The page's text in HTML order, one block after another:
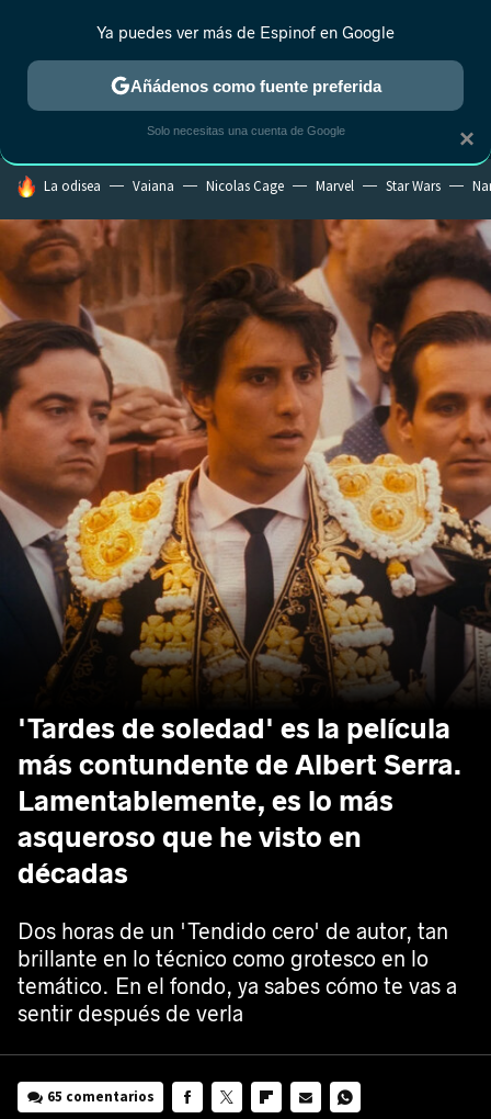
MENÚ NUEVO
ESTRENOS REALITY ANIME RANKINGS CINE
HOY SE HABLA DE
La odisea Vaiana Nicolas Cage Marvel Star Wars
'Tardes de soledad' es la película
más contundente de Albert Serra.
Lamentablemente, es lo más
asqueroso que he visto en
décadas
Dos horas de un 'Tendido cero' de autor, tan
brillante en lo técnico como grotesco en lo
temático. En el fondo, ya sabes cómo te vas a
sentir después de verla
65 comentarios
×
Ya puedes ver más de Espinof en Google
Añádenos como fuente preferida
Solo necesitas una cuenta de Google